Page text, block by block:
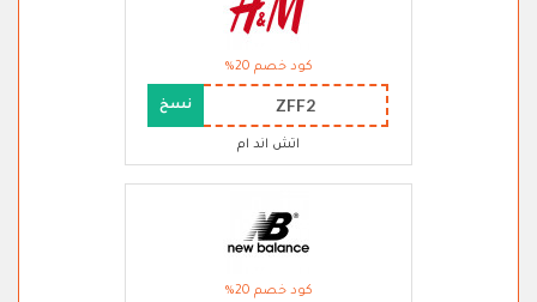
كود خصم 20%
ZFF2 نسخ
اتش اند ام
كود خصم 20%